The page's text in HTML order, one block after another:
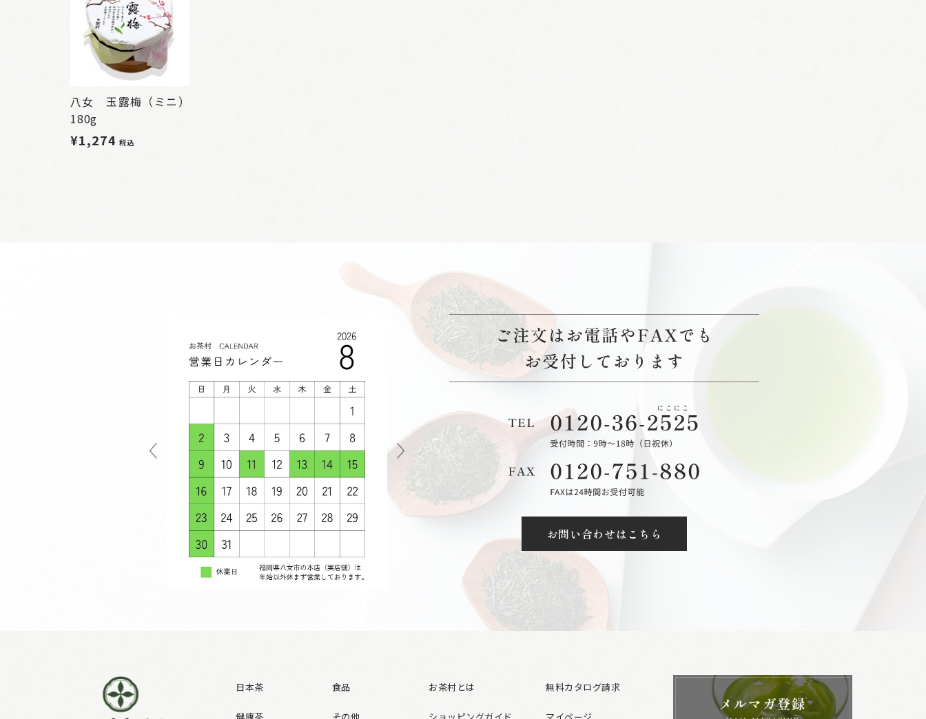
八女 玉露梅（ミニ）
180g
¥1,274税込
お問い合わせはこちら
日本茶
健康茶
食品
その他
お茶村とは
ショッピングガイド
無料カタログ請求
マイページ